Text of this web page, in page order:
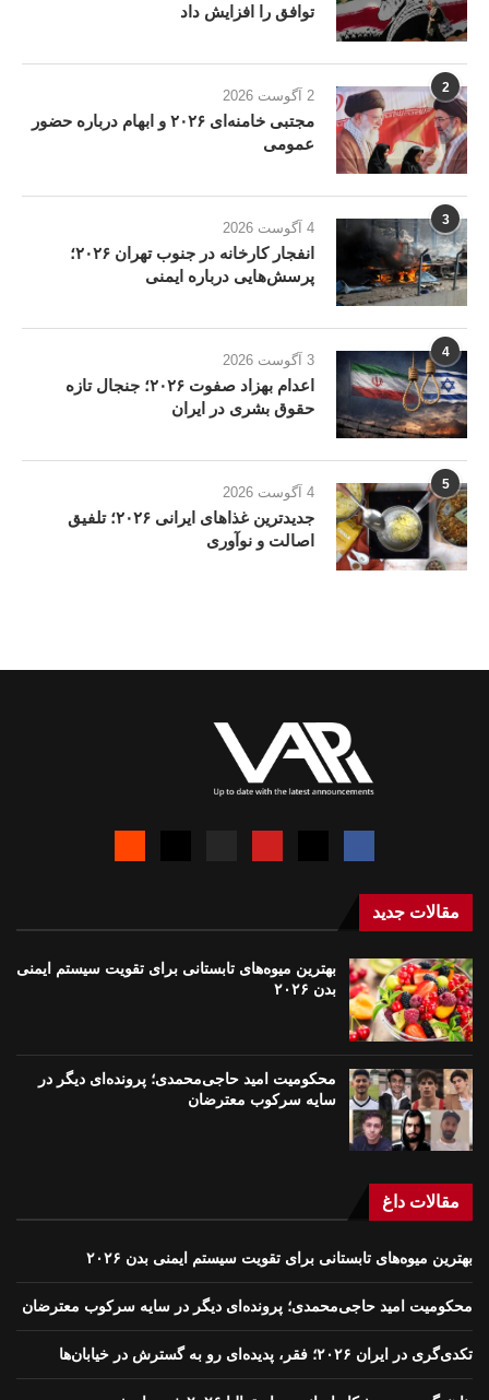
توافق را افزایش داد
2 2 آگوست 2026
مجتبی خامنه‌ای ۲۰۲۶ و ابهام درباره حضور
عمومی
3 4 آگوست 2026
انفجار کارخانه در جنوب تهران ۲۰۲۶؛
پرسش‌هایی درباره ایمنی
4 3 آگوست 2026
اعدام بهزاد صفوت ۲۰۲۶؛ جنجال تازه
حقوق بشری در ایران
5 4 آگوست 2026
جدیدترین غذاهای ایرانی ۲۰۲۶؛ تلفیق
اصالت و نوآوری
مقالات جدید
بهترین میوه‌های تابستانی برای تقویت سیستم ایمنی
بدن ۲۰۲۶
محکومیت امید حاجی‌محمدی؛ پرونده‌ای دیگر در
سایه سرکوب معترضان
مقالات داغ
بهترین میوه‌های تابستانی برای تقویت سیستم ایمنی بدن ۲۰۲۶
محکومیت امید حاجی‌محمدی؛ پرونده‌ای دیگر در سایه سرکوب معترضان
تکدی‌گری در ایران ۲۰۲۶؛ فقر، پدیده‌ای رو به گسترش در خیابان‌ها